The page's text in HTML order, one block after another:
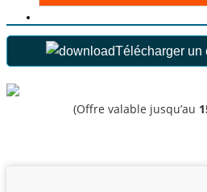
Télécharger un
(Offre valable jusqu’au